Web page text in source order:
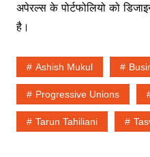
अपेरल्स के पोर्टफोलियो को
है।
Ashish Mukul
Progressive Unions
Tarun Tahiliani